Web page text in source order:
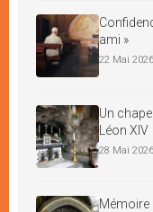
ami »
22 Mai 2026
Un
Léon XIV
28 Mai 2026
Mémoire